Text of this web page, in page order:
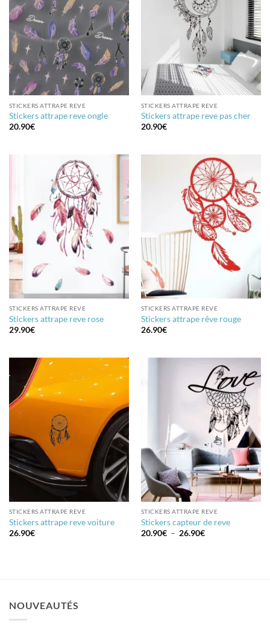
STICKERS ATTRAPE REVE
Stickers attrape reve ongle
20.90€
STICKERS ATTRAPE REVE
Stickers attrape reve pas cher
20.90€
STICKERS ATTRAPE REVE
Stickers attrape reve rose
29.90€
STICKERS ATTRAPE REVE
Stickers attrape rêve rouge
26.90€
STICKERS ATTRAPE REVE
Stickers attrape reve voiture
26.90€
STICKERS ATTRAPE REVE
Stickers capteur de reve
20.90€ – 26.90€Plage
NOUVEAUTÉS